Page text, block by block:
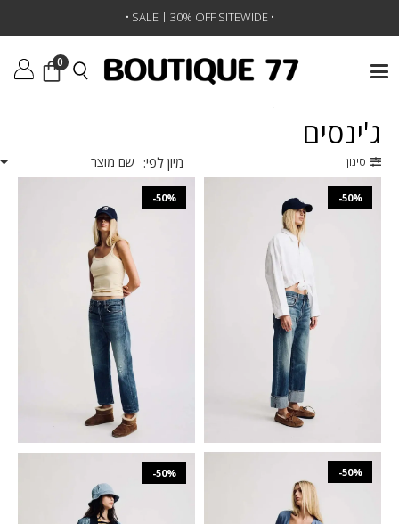
•
SALE | 30% OFF SITEWIDE
•
0
ג'ינסים
סינון מיון לפי:
-50%
₪1,548
774
25 26
28
-50%
₪1,548
774
25 26
28
29
-50%
-50%